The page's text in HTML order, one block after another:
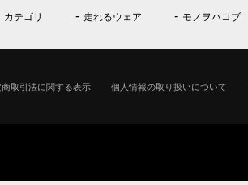
カテゴリ 走れるウェア モノヲハコブ
商取引法に関する表示 個人情報の取り扱いについて